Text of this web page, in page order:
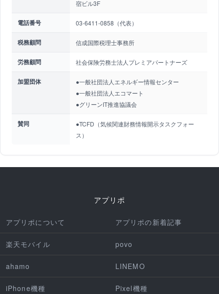
宿ビル3F
電話番号 03-6411-0858（代表）
税務顧問 信成国際税理士事務所
労務顧問 社会保険労務士法人プレミアパートナーズ
加盟団体
●一般社団法人エネルギー情報センター
●一般社団法人エコマート
●グリーンIT推進協議会
賛同
●TCFD（気候関連財務情報開示タスクフォー
ス）
アプリポ
アプリポについて アプリポの新着記事
楽天モバイル povo
ahamo LINEMO
iPhone機種 Pixel機種